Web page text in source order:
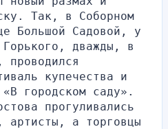
Так, в Соборном
Большой Садовой, у
дважды, в
купечества и
городском саду».
прогуливались
артисты, а торговцы